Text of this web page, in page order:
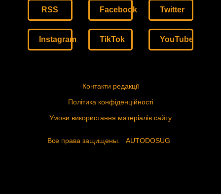
RSS Facebook Twitter
Instagram TikTok YouTube
Контакти редакції
Політика конфіденційності
Умови використання матеріалів сайту
Все права защищены. AUTODOSUG